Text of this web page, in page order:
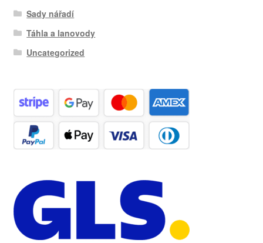
Sady nářadí
Táhla a lanovody
Uncategorized